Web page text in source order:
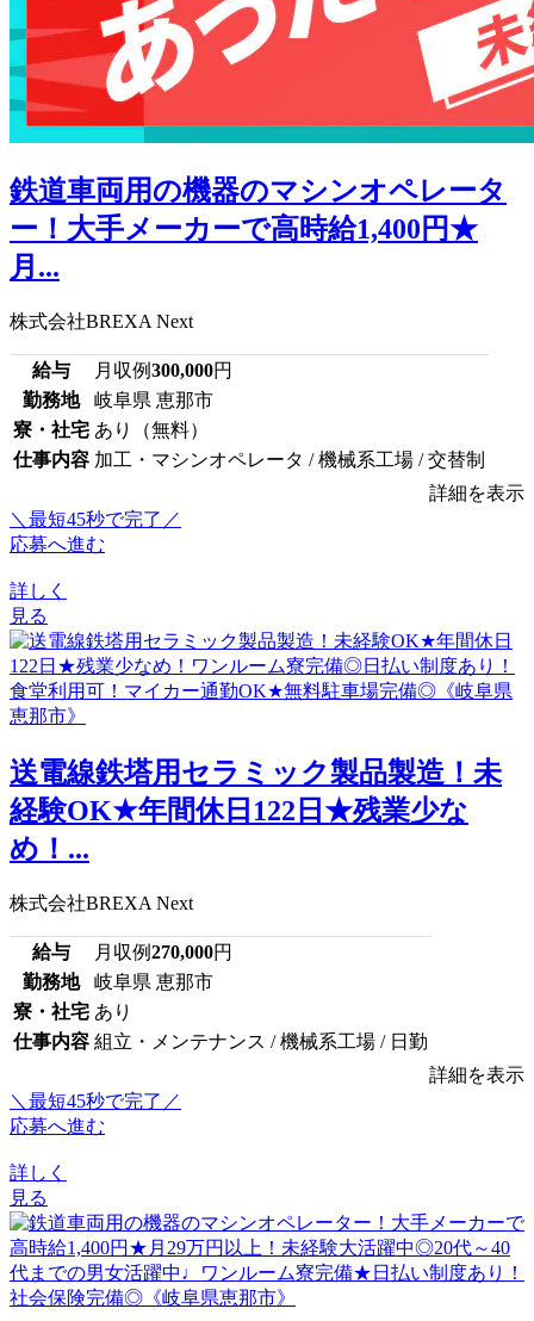
鉄道車両用の機器のマシンオペレータ
ー！大手メーカーで高時給1,400円★
月...
株式会社BREXA Next
給与 月収例300,000円
勤務地
岐阜県 恵那市
寮・社宅 あり（無料）
仕事内容 加工・マシンオペレータ / 機械系工場 / 交替制
詳細を表示
＼最短45秒で完了／
応募へ進む
詳しく
見る
送電線鉄塔用セラミック製品製造！未
経験OK★年間休日122日★残業少な
め！...
株式会社BREXA Next
給与 月収例270,000円
勤務地
岐阜県 恵那市
寮・社宅 あり
仕事内容 組立・メンテナンス / 機械系工場 / 日勤
詳細を表示
＼最短45秒で完了／
応募へ進む
詳しく
見る